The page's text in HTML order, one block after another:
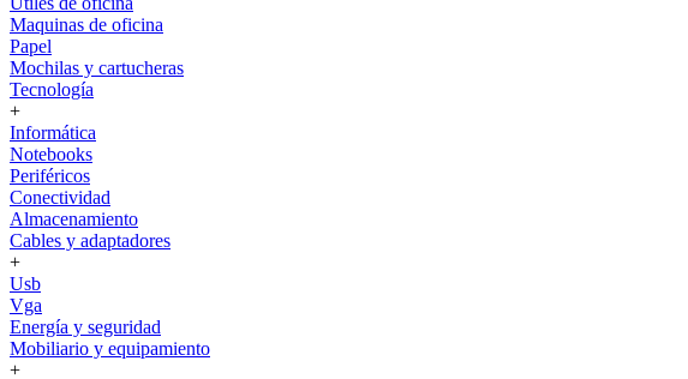
Maquinas de oficina
Papel
Mochilas y cartucheras
Tecnología
+
Informática
Notebooks
Periféricos
Conectividad
Almacenamiento
Cables y adaptadores
+
Usb
Vga
Energía y seguridad
Mobiliario y equipamiento
+